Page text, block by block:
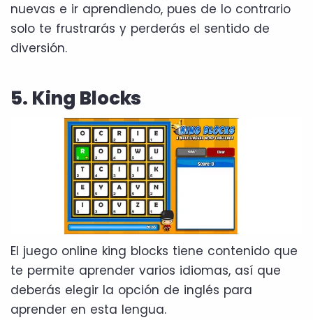
nuevas e ir aprendiendo, pues de lo contrario
solo te frustrarás y perderás el sentido de
diversión.
5. King Blocks
El juego online king blocks tiene contenido que
te permite aprender varios idiomas, así que
deberás elegir la opción de inglés para
aprender en esta lengua.